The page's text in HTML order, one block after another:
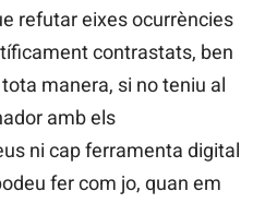
refutar eixes ocurrències
contrastats, ben
manera, si no teniu al
amb els
ni cap ferramenta digital
fer com jo, quan em